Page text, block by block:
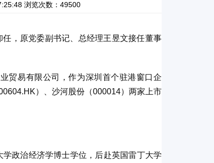
浏览次数：49500
，原党委副书记、总经理王昱文接任董事
贸易有限公司，作为深圳首个驻港窗口企
）、沙河股份（000014）两家上市
政治经济学博士学位，后赴英国雷丁大学